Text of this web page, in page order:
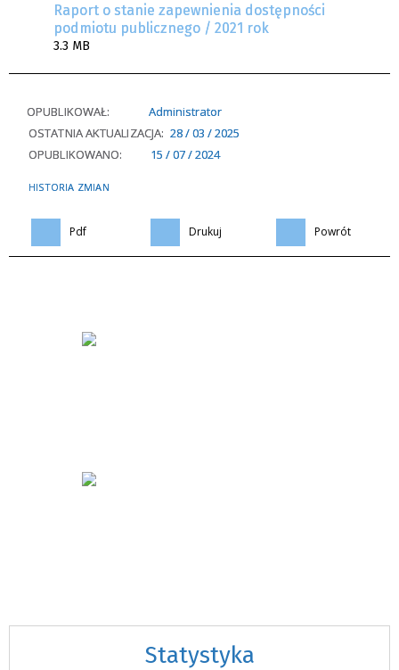
Statystyka
Raport o stanie zapewnienia dostępności
podmiotu publicznego / 2021 rok
3.3 MB
OPUBLIKOWAŁ:
Administrator
OSTATNIA AKTUALIZACJA: 28 / 03 / 2025
OPUBLIKOWANO:
15 / 07 / 2024
HISTORIA ZMIAN
Pdf Drukuj Powrót